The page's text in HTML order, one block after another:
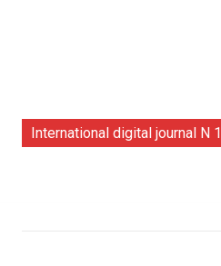
International digital journal N 1